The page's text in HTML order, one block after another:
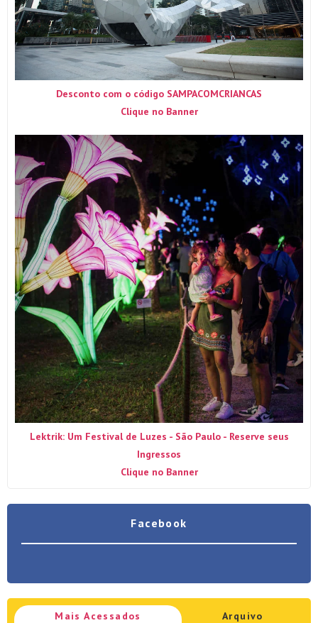
Desconto com o código SAMPACOMCRIANCAS
Clique no Banner
Lektrik: Um Festival de Luzes - São Paulo - Reserve seus
Ingressos
Clique no Banner
Facebook
Mais Acessados Arquivo